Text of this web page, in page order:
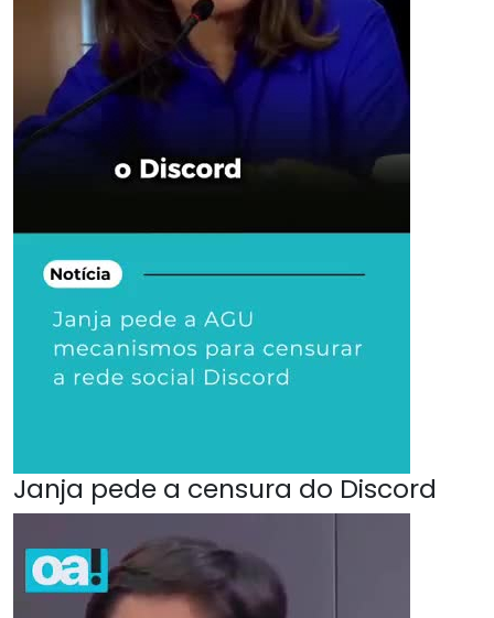
Janja pede a censura do Discord